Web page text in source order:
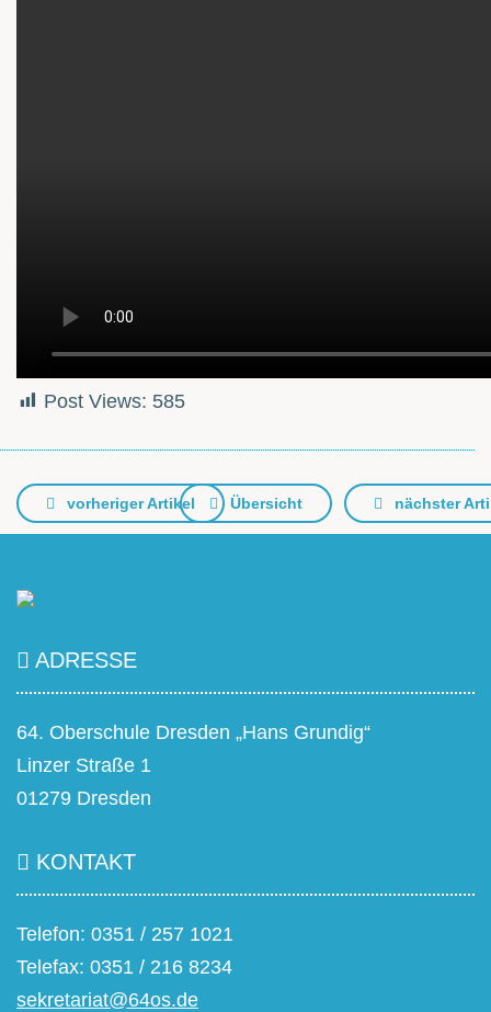
Post Views: 585
vorheriger Artikel Übersicht nächster
ADRESSE
64. Oberschule Dresden „Hans Grundig“
Linzer Straße 1
01279 Dresden
KONTAKT
Telefon: 0351 / 257 1021
Telefax: 0351 / 216 8234
sekretariat@64os.de